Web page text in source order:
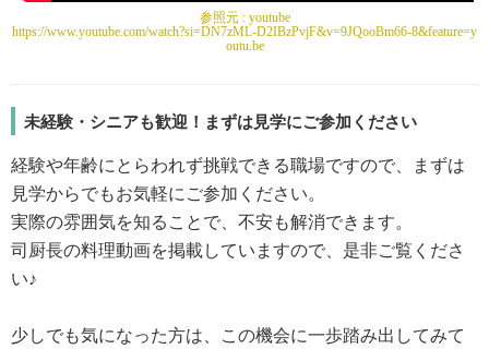
参照元 : youtube
https://www.youtube.com/watch?si=DN7zML-D2IBzPvjF&v=9JQooBm66-8&feature=y
outu.be
未経験・シニアも歓迎！まずは見学にご参加ください
経験や年齢にとらわれず挑戦できる職場ですので、まずは
見学からでもお気軽にご参加ください。
実際の雰囲気を知ることで、不安も解消できます。
司厨長の料理動画を掲載していますので、是非ご覧くださ
い♪
少しでも気になった方は、この機会に一歩踏み出してみて